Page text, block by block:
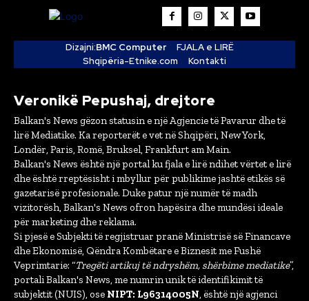
Dizajni:BMC Computer
FJALA e LIRË
Shqipëria-Etnike.com
Kontakti
Veronikë Pepushaj, drejtore
Balkan's News gëzon statusin e një Agjencie të Pavarur dhe të
lirë Mediatike. Ka reporterët e vet në Shqipëri, New York,
Londër, Paris, Romë, Bruksel, Frankfurt am Main.
Balkan's News është një portal ku fjala e lirë ndihet vërtet e lirë
dhe është rreptësisht i mbyllur për publikime jashtë etikës së
gazetarisë profesionale. Duke patur një numër të madh
vizitorësh, Balkan's News ofron hapësira dhe mundësi ideale
për marketing dhe reklama.
Si pjesë e Subjekti të regjistruar pranë Ministrisë së Financave
dhe Ekonomisë, Qëndra Kombëtare e Biznesit me Fushë
Veprimtarie: “Tregëti artikuj të ndryshëm, shërbime mediatike”,
portali Balkan's News, me numrin unik të identifikimit të
subjektit (NUIS), ose NIPT: L96314005N , është një agjenci